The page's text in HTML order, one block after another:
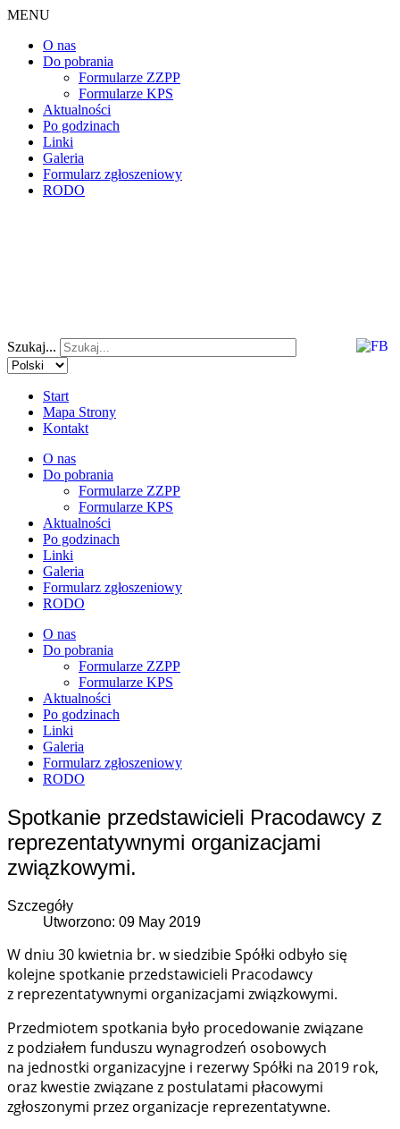
MENU
O nas
Do pobrania
Formularze ZZPP
Formularze KPS
Aktualności
Po godzinach
Linki
Galeria
Formularz zgłoszeniowy
RODO
Szukaj...
Start
Mapa Strony
Kontakt
O nas
Do pobrania
Formularze ZZPP
Formularze KPS
Aktualności
Po godzinach
Linki
Galeria
Formularz zgłoszeniowy
RODO
O nas
Do pobrania
Formularze ZZPP
Formularze KPS
Aktualności
Po godzinach
Linki
Galeria
Formularz zgłoszeniowy
RODO
Spotkanie przedstawicieli Pracodawcy z
reprezentatywnymi organizacjami
związkowymi.
Szczegóły
Utworzono: 09 May 2019
W dniu 30 kwietnia br. w siedzibie Spółki odbyło się
kolejne spotkanie przedstawicieli Pracodawcy
z reprezentatywnymi organizacjami związkowymi.
Przedmiotem spotkania było procedowanie związane
z podziałem funduszu wynagrodzeń osobowych
na jednostki organizacyjne i rezerwy Spółki na 2019 rok,
oraz kwestie związane z postulatami płacowymi
zgłoszonymi przez organizacje reprezentatywne.